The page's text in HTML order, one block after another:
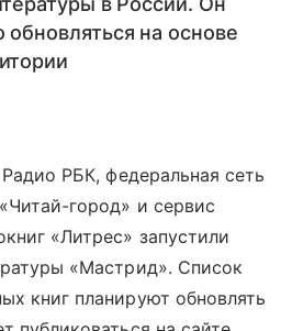
на основе
РБК, федеральная сеть
город» и сервис
«Литрес» запустили
«Мастрид». Список
книг планируют обновлять